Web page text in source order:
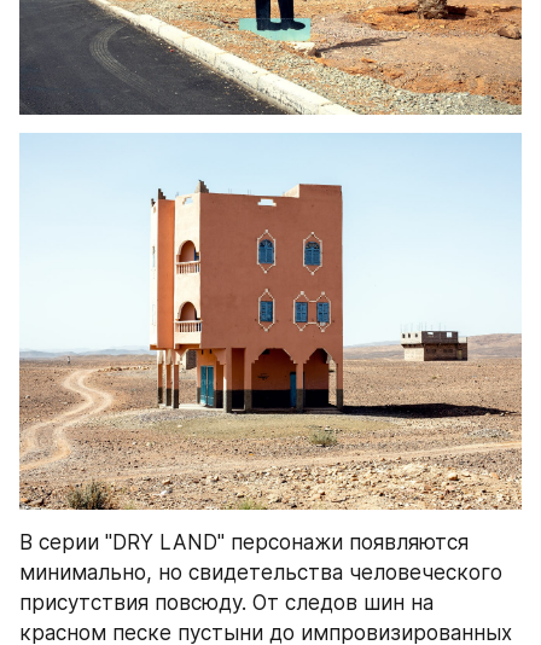
В серии "DRY LAND" персонажи появляются
минимально, но свидетельства человеческого
присутствия повсюду. От следов шин на
красном песке пустыни до импровизированных